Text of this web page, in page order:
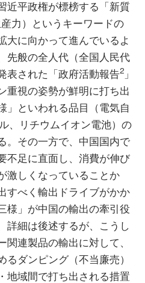
近平政権が標榜する「新質
力）というキーワードの
大に向かって進んでいるよ
先般の全人代（全国人民代
表された「政府活動報告2 」
重視の姿勢が鮮明に打ち出
」といわれる品目（電気自
、リチウムイオン電池）の
。その一方で、中国国内で
不足に直面し、消費が伸び
激しくなっていることか
すべく輸出ドライブがかか
様」が中国の輸出の牽引役
詳細は後述するが、こうし
連製品の輸出に対して、
ダンピング（不当廉売）
地域間で打ち出される措置